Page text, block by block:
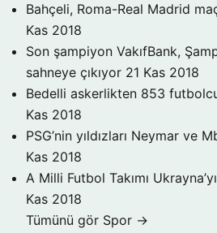
Bahçeli, Roma-Real Madrid
Kas 2018
Son şampiyon VakıfBank,
sahneye çıkıyor 21 Kas 2018
Bedelli askerlikten 853
Kas 2018
PSG’nin yıldızları Neymar ve
Kas 2018
A Milli Futbol Takımı
Kas 2018
Tümünü gör Spor →